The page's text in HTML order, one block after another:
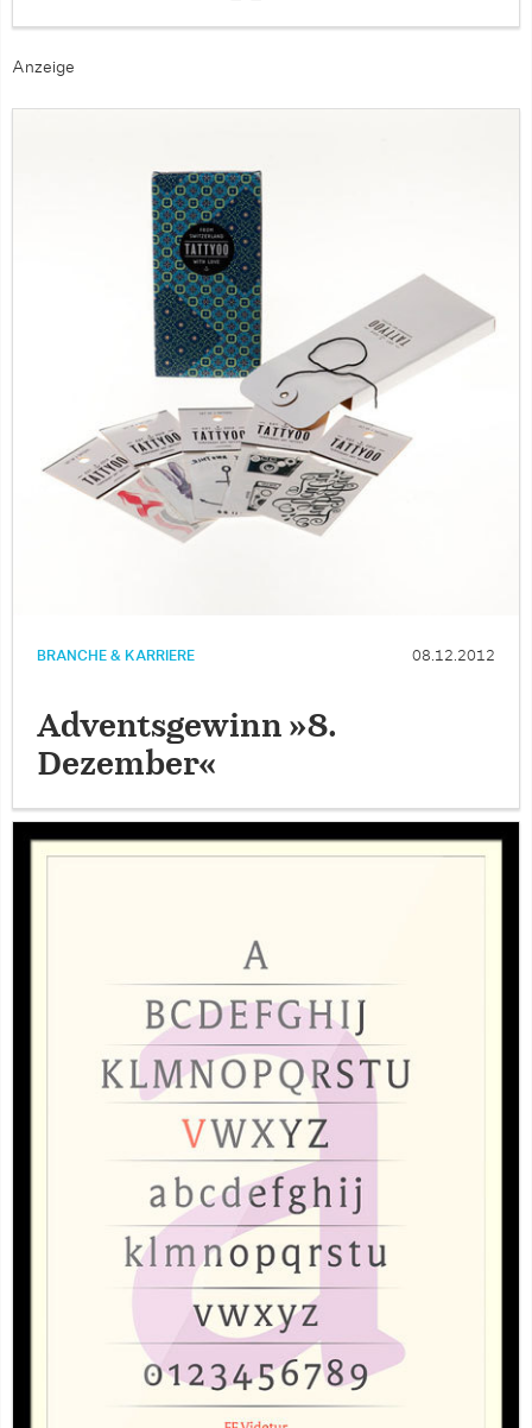
Anzeige
BRANCHE & KARRIERE 08.12.2012
Adventsgewinn »8.
Dezember«